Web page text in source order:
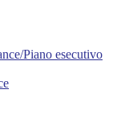
Piano esecutivo